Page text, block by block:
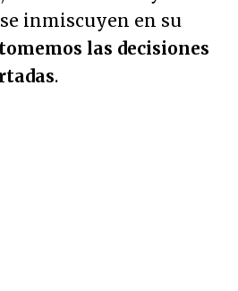
inmiscuyen en su
las decisiones
.